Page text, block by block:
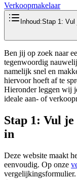
Verkoopmakelaar
Inhoud:Stap 1: Vul
Ben jij op zoek naar
tegenwoordig
namelijk snel en
hiervoor hoeft af te
Hieronder leggen wij
ideale aan- of
Stap 1: Vul
in
Deze website maakt
eenvoudig. Op onze